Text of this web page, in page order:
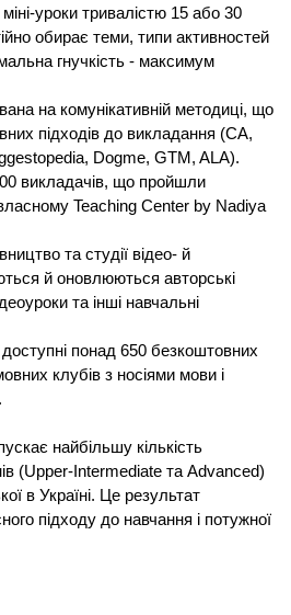
уроки тривалістю 15 або 30
обирає теми, типи активностей
гнучкість - максимум
на комунікативній методиці, що
підходів до викладання (CA,
Dogme, GTM, ALA).
викладачів, що пройшли
Teaching Center by Nadiya
та студії відео- й
й оновлюються авторські
та інші навчальні
понад 650 безкоштовних
клубів з носіями мови і
найбільшу кількість
(Upper-Intermediate та Advanced)
в Україні. Це результат
підходу до навчання і потужної